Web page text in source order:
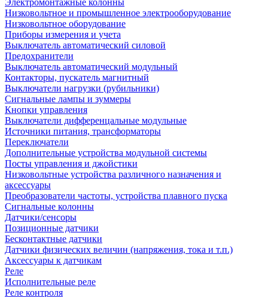
Электромонтажные колонны
Низковольтное и промышленное электрооборудование
Низковольтное оборудование
Приборы измерения и учета
Выключатель автоматический силовой
Предохранители
Выключатель автоматический модульный
Контакторы, пускатель магнитный
Выключатели нагрузки (рубильники)
Сигнальные лампы и зуммеры
Кнопки управления
Выключатели дифференцальные модульные
Источники питания, трансформаторы
Переключатели
Дополнительные устройства модульной системы
Посты управления и джойстики
Низковольтные устройства различного назначения и
аксессуары
Преобразователи частоты, устройства плавного пуска
Сигнальные колонны
Датчики/сенсоры
Позиционные датчики
Бесконтактные датчики
Датчики физических величин (напряжения, тока и т.п.)
Аксессуары к датчикам
Реле
Исполнительные реле
Реле контроля